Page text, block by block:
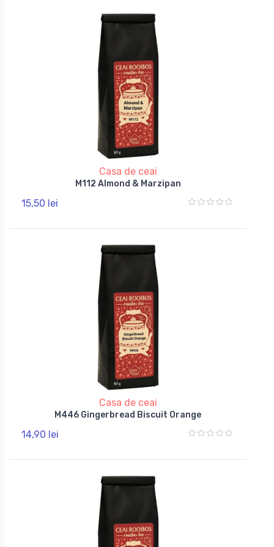
Casa de ceai
M112 Almond & Marzipan
15,50 lei
Casa de ceai
M446 Gingerbread Biscuit Orange
14,90 lei